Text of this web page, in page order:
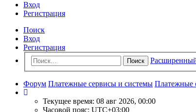
Вход
Регистрация
Поиск
Вход
Регистрация
Поиск
Форум Платежные сервисы и системы Платежные
Текущее время: 08 авг 2026, 00:00
Часовой пояс: UTC+03:00